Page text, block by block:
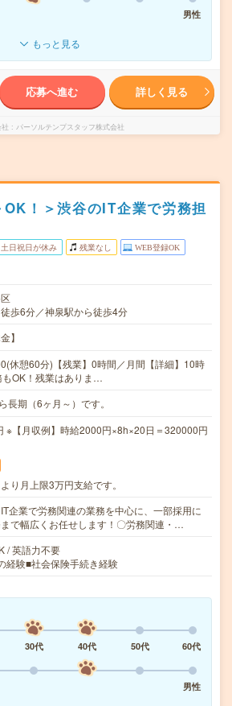
男性
もっと見る
応募へ進む 詳しく見る
パーソルテンプスタッフ株式会社
OK！＞渋谷のIT企業で労務担
土日祝日が休み 残業なし WEB登録OK
歩6分／神泉駅から徒歩4分
】
休憩60分)【残業】0時間／月間【詳細】10時
もOK！残業はありま…
長期（6ヶ月～）です。
※【月収例】時給2000円×8h×20日＝320000円
り月上限3万円支給です。
企業で労務関連の業務を中心に、一部採用に
で幅広くお任せします！〇労務関連・…
/ 英語力不要
経験■社会保険手続き経験
30代 40代 50代
60代
男性